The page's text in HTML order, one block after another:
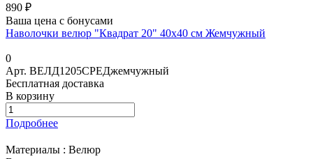
890 ₽
Ваша цена с бонусами
Наволочки велюр "Квадрат 20" 40х40 см Жемчужный
0
Арт. ВЕЛД1205СРЕДжемчужный
Бесплатная доставка
В корзину
Подробнее
Материалы : Велюр